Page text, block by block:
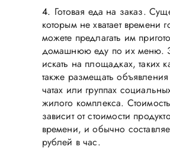
Готовая еда на заказ.
которым не хватает времени
можете предлагать им
домашнюю еду по их меню.
искать на площадках, таких
также размещать
чатах или группах
жилого комплекса.
зависит от стоимости
времени, и обычно
рублей в час.